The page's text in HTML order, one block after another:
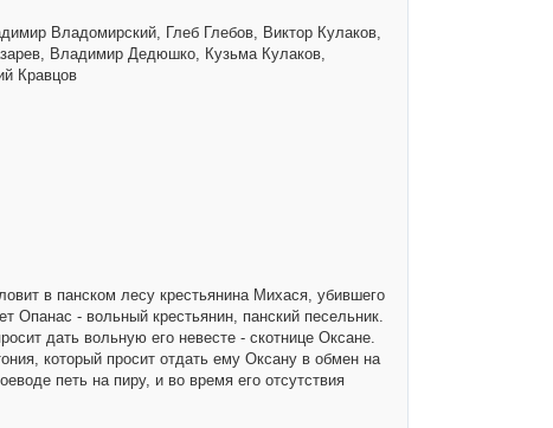
Владомирский, Глеб Глебов, Виктор Кулаков,
Владимир Дедюшко, Кузьма Кулаков,
Кравцов
в панском лесу крестьянина Михася, убившего
Опанас - вольный крестьянин, панский песельник.
дать вольную его невесте - скотнице Оксане.
который просит отдать ему Оксану в обмен на
петь на пиру, и во время его отсутствия